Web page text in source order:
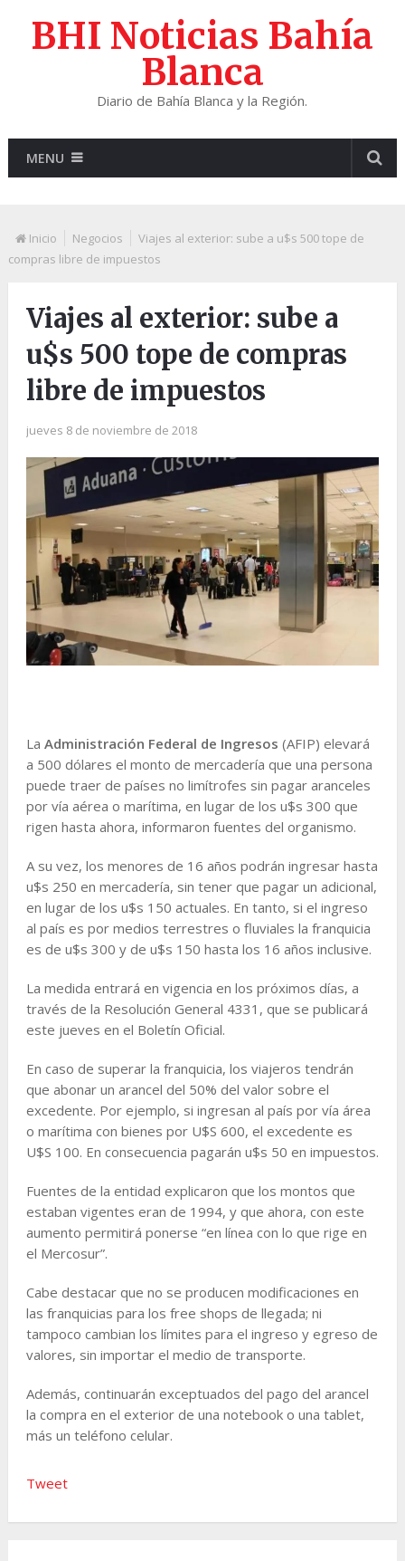
BHI Noticias Bahía
Blanca
Diario de Bahía Blanca y la Región.
MENU
Inicio Negocios
Viajes al exterior: sube a u$s 500 tope de
compras libre de impuestos
Viajes al exterior: sube a
u$s 500 tope de compras
libre de impuestos
jueves 8 de noviembre de 2018
La Administración Federal de Ingresos (AFIP) elevará
a 500 dólares el monto de mercadería que una persona
puede traer de países no limítrofes sin pagar aranceles
por vía aérea o marítima, en lugar de los u$s 300 que
rigen hasta ahora, informaron fuentes del organismo.
A su vez, los menores de 16 años podrán ingresar hasta
u$s 250 en mercadería, sin tener que pagar un adicional,
en lugar de los u$s 150 actuales. En tanto, si el ingreso
al país es por medios terrestres o fluviales la franquicia
es de u$s 300 y de u$s 150 hasta los 16 años inclusive.
La medida entrará en vigencia en los próximos días, a
través de la Resolución General 4331, que se publicará
este jueves en el Boletín Oficial.
En caso de superar la franquicia, los viajeros tendrán
que abonar un arancel del 50% del valor sobre el
excedente. Por ejemplo, si ingresan al país por vía área
o marítima con bienes por U$S 600, el excedente es
U$S 100. En consecuencia pagarán u$s 50 en impuestos.
Fuentes de la entidad explicaron que los montos que
estaban vigentes eran de 1994, y que ahora, con este
aumento permitirá ponerse “en línea con lo que rige en
el Mercosur”.
Cabe destacar que no se producen modificaciones en
las franquicias para los free shops de llegada; ni
tampoco cambian los límites para el ingreso y egreso de
valores, sin importar el medio de transporte.
Además, continuarán exceptuados del pago del arancel
la compra en el exterior de una notebook o una tablet,
más un teléfono celular.
Tweet